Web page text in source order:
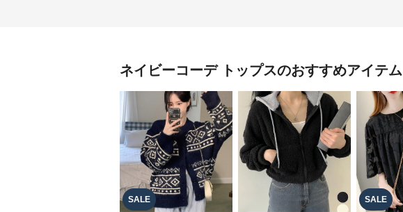
ネイビーコーデ トップスのおすすめアイテム
SALE SALE